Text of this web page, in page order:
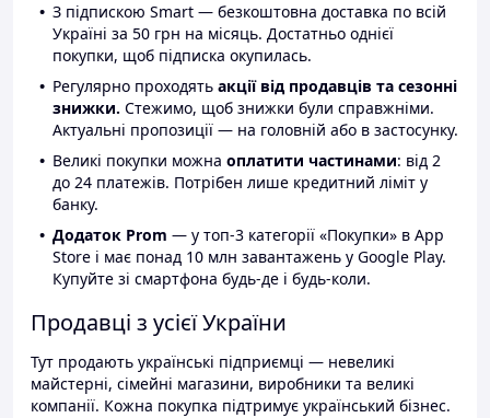
З підпискою Smart — безкоштовна доставка по всій
Україні за 50 грн на місяць. Достатньо однієї
покупки, щоб підписка окупилась.
Регулярно проходять акції від продавців та сезонні
знижки. Стежимо, щоб знижки були справжніми.
Актуальні пропозиції — на головній або в застосунку.
Великі покупки можна оплатити частинами: від 2
до 24 платежів. Потрібен лише кредитний ліміт у
банку.
Додаток Prom — у топ-3 категорії «Покупки» в App
Store і має понад 10 млн завантажень у Google Play.
Купуйте зі смартфона будь-де і будь-коли.
Продавці з усієї України
Тут продають українські підприємці — невеликі
майстерні, сімейні магазини, виробники та великі
компанії. Кожна покупка підтримує український бізнес.